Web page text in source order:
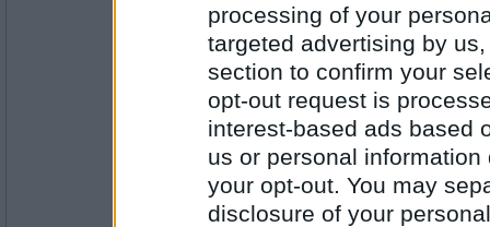
processing of your
targeted advertising by
section to confirm your
opt-out request is
interest-based ads based
us or personal
your opt-out. You may
disclosure of your
Antal inlägg:
5687
Miominmio11- Ej medlem längre
Antal inlägg:
9654
Feminism